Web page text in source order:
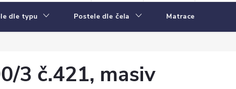
dle typu Postele dle čela Matrace
3 č.421, masiv